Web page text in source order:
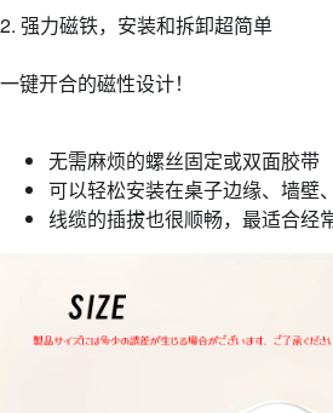
2. 强力磁铁，安装和拆卸超简单
一键开合的磁性设计！
无需麻烦的螺丝固定或双面胶带
可以轻松安装在桌子边缘、墙壁
线缆的插拔也很顺畅，最适合经